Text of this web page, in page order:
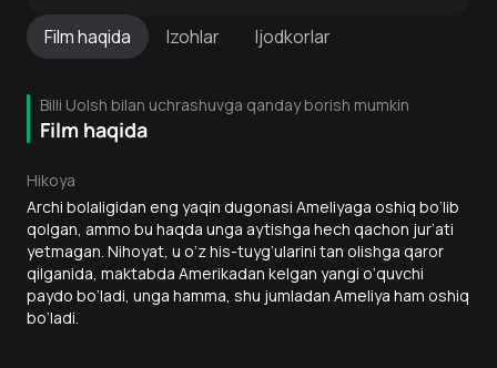
Filmhaqida Izohlar Ijodkorlar
Billi Uolsh bilan uchrashuvga qanday borish mumkin
Film haqida
Hikoya
Archi bolaligidan eng yaqin dugonasi Ameliyaga oshiq bo‘lib
qolgan, ammo bu haqda unga aytishga hech qachon jur’ati
yetmagan. Nihoyat, u o‘z his-tuyg‘ularini tan olishga qaror
qilganida, maktabda Amerikadan kelgan yangi o‘quvchi
paydo bo‘ladi, unga hamma, shu jumladan Ameliya ham oshiq
bo‘ladi.